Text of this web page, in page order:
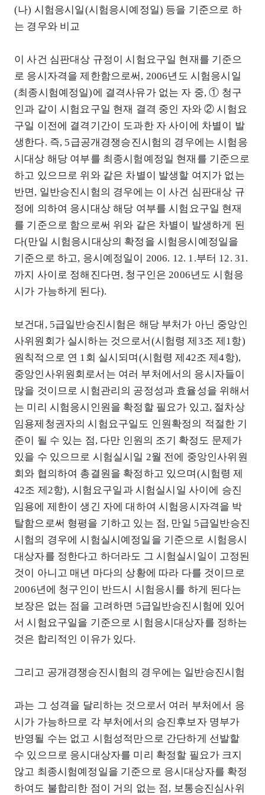
(나) 시험응시일(시험응시예정일) 등을 기준으로 하
는 경우와 비교
이 사건 심판대상 규정이 시험요구일 현재를 기준으
로 응시자격을 제한함으로써, 2006년도 시험응시일
(최종시험예정일)에 결격사유가 없는 자 중, ① 청구
인과 같이 시험요구일 현재 결격 중인 자와 ② 시험요
구일 이전에 결격기간이 도과한 자 사이에 차별이 발
생한다. 즉, 5급공개경쟁승진시험의 경우에는 시험응
시대상 해당 여부를 최종시험예정일 현재를 기준으로
하고 있으므로 위와 같은 차별이 발생할 여지가 없는
반면, 일반승진시험의 경우에는 이 사건 심판대상 규
정에 의하여 응시대상 해당 여부를 시험요구일 현재
를 기준으로 함으로써 위와 같은 차별이 발생하게 된
다(만일 시험응시대상의 확정을 시험응시예정일을
기준으로 하고, 응시예정일이 2006. 12. 1.부터 12. 31.
까지 사이로 정해진다면, 청구인은 2006년도 시험응
시가 가능하게 된다).
보건대, 5급일반승진시험은 해당 부처가 아닌 중앙인
사위원회가 실시하는 것으로서(시험령 제3조 제1항)
원칙적으로 연 1회 실시되며(시험령 제42조 제4항),
중앙인사위원회로서는 여러 부처에서의 응시자들이
많을 것이므로 시험관리의 공정성과 효율성을 위해서
는 미리 시험응시인원을 확정할 필요가 있고, 절차상
임용제청권자의 시험요구일도 인원확정의 적절한 기
준이 될 수 있는 점, 다만 인원의 조기 확정도 문제가
있을 수 있으므로 시험실시일 2월 전에 중앙인사위원
회와 협의하여 총결원을 확정하고 있으며(시험령 제
42조 제2항), 시험요구일과 시험실시일 사이에 승진
임용에 제한이 생긴 자에 대하여 시험응시자격을 박
탈함으로써 형평을 기하고 있는 점, 만일 5급일반승진
시험의 경우에 시험실시예정일을 기준으로 시험응시
대상자를 정한다고 하더라도 그 시험실시일이 고정된
것이 아니고 매년 마다의 상황에 따라 다를 것이므로
2006년에 청구인이 반드시 시험응시를 하게 된다는
보장은 없는 점을 고려하면 5급일반승진시험에 있어
서 시험요구일을 기준으로 시험응시대상자를 정하는
것은 합리적인 이유가 있다.
그리고 공개경쟁승진시험의 경우에는 일반승진시험
과는 그 성격을 달리하는 것으로서 여러 부처에서 응
시가 가능하므로 각 부처에서의 승진후보자 명부가
반영될 수는 없고 시험성적만으로 간단하게 선발할
수 있으므로 응시대상자를 미리 확정할 필요가 크지
않고 최종시험예정일을 기준으로 응시대상자를 확정
하여도 불합리한 점이 거의 없는 점, 보통승진심사위